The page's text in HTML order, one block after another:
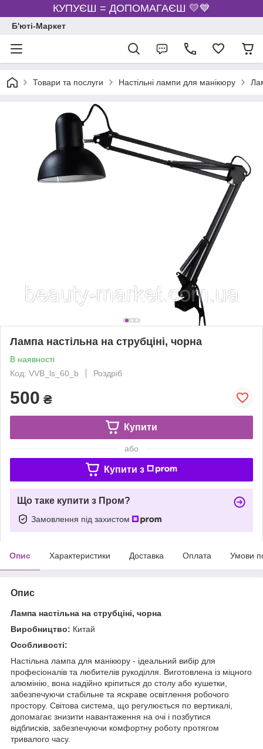
КУПУЄШ = ДОПОМАГАЄШ 💛💙
Б'юті-Маркет
Товари та послуги Настільні лампи для манікюру
Лампа настільна на струбціні, чорна
В наявності
Код: VVB_ls_60_b
Роздріб
500 ₴
Купити
або
Купити з
Що таке купити з Пром?
Замовлення під захистом
Опис Характеристики Доставка Оплата Умови
Опис
Лампа настільна на струбціні, чорна
Виробництво: Китай
Особливості:
Настільна лампа для манікюру - ідеальний вибір для
професіоналів та любителів рукоділля. Виготовлена із міцного
алюмінію, вона надійно кріпиться до столу або кушетки,
забезпечуючи стабільне та яскраве освітлення робочого
простору. Світова система, що регулюється по вертикалі,
допомагає знизити навантаження на очі і позбутися
відблисків, забезпечуючи комфортну роботу протягом
тривалого часу.